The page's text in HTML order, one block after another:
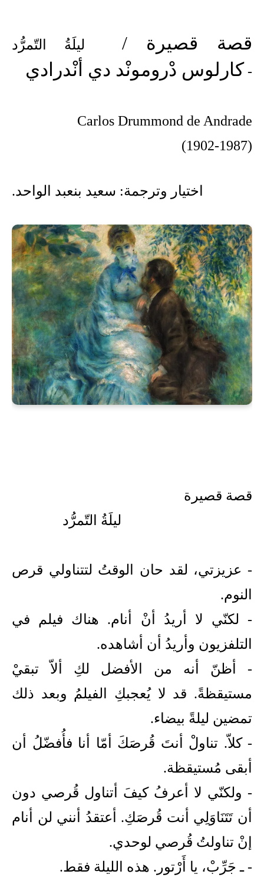
قصة قصيرة /
ليلَةُ التّمرُّد
- كارلوس دْرومونْد دي أنْدرادي
Carlos Drummond de Andrade
(1902-1987)
اختيار وترجمة: سعيد بنعبد الواحد.
قصة قصيرة
ليلَةُ التّمرُّد
- عزيزتي، لقد حان الوقتُ لتتناولي قرص
النوم.
- لكنّي لا أريدُ أنْ أنام. هناك فيلم في
التلفزيون وأريدُ أن أشاهده.
- أظنّ أنه من الأفضل لكِ ألاّ تبقيْ
مستيقظةً. قد لا يُعجبكِ الفيلمُ وبعد ذلك
تمضين ليلةً بيضاء.
- كلاّ. تناولْ أنتَ قُرصَكَ أمّا أنا فأُفضّلُ أن
أبقى مُستيقظة.
- ولكنّي لا أعرفُ كيفَ أتناول قُرصي دون
أن تَتَنَاوَلِي أنت قُرصَكِ. أعتقدُ أنني لن أنام
إنْ تناولتُ قُرصي لوحدي.
- ـ جَرِّبْ، يا أَرْتور. هذه الليلة فقط.